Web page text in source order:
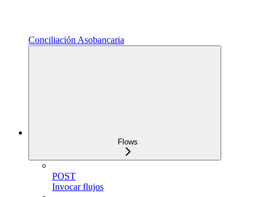
Conciliación Asobancaria
Flows
POST
Invocar flujos